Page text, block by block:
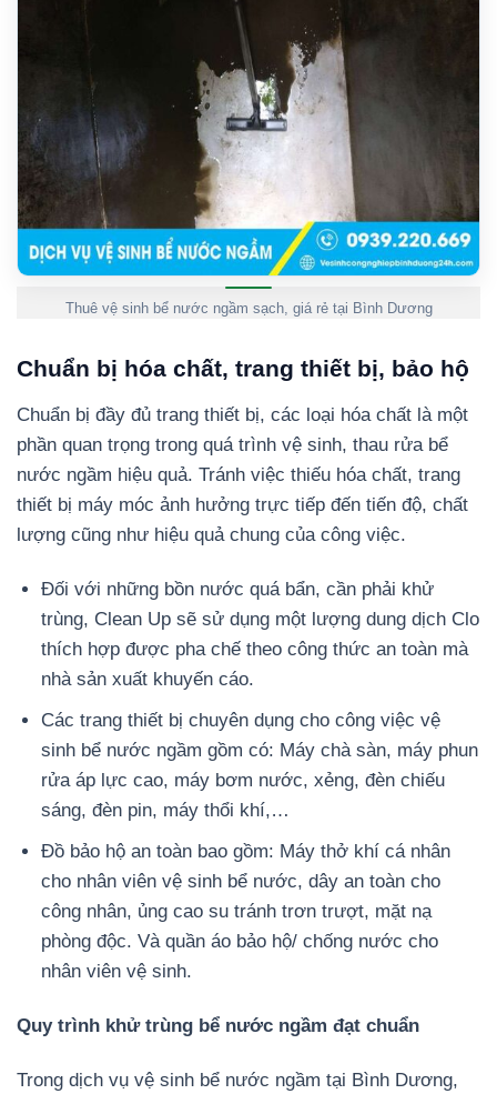
Thuê vệ sinh bể nước ngầm sạch, giá rẻ tại Bình Dương
Chuẩn bị hóa chất, trang thiết bị, bảo hộ
Chuẩn bị đầy đủ trang thiết bị, các loại hóa chất là một
phần quan trọng trong quá trình vệ sinh, thau rửa bể
nước ngầm hiệu quả. Tránh việc thiếu hóa chất, trang
thiết bị máy móc ảnh hưởng trực tiếp đến tiến độ, chất
lượng cũng như hiệu quả chung của công việc.
Đối với những bồn nước quá bẩn, cần phải khử
trùng, Clean Up sẽ sử dụng một lượng dung dịch Clo
thích hợp được pha chế theo công thức an toàn mà
nhà sản xuất khuyến cáo.
Các trang thiết bị chuyên dụng cho công việc vệ
sinh bể nước ngầm gồm có: Máy chà sàn, máy phun
rửa áp lực cao, máy bơm nước, xẻng, đèn chiếu
sáng, đèn pin, máy thổi khí,…
Đồ bảo hộ an toàn bao gồm: Máy thở khí cá nhân
cho nhân viên vệ sinh bể nước, dây an toàn cho
công nhân, ủng cao su tránh trơn trượt, mặt nạ
phòng độc. Và quần áo bảo hộ/ chống nước cho
nhân viên vệ sinh.
Quy trình khử trùng bể nước ngầm đạt chuẩn
Trong dịch vụ vệ sinh bể nước ngầm tại Bình Dương,